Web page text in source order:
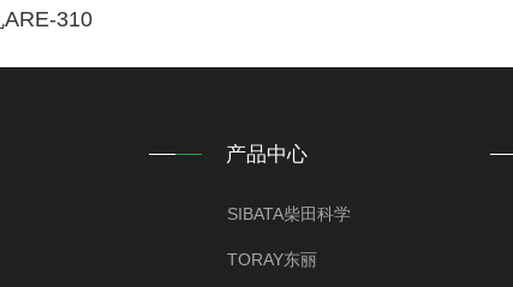
310
产品中心
SIBATA柴田科学
TORAY东丽